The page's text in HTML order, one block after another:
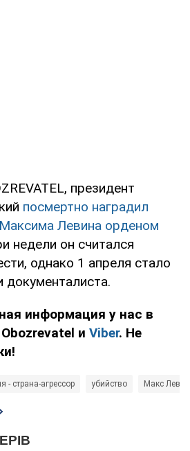
президент
посмертно наградил
Левина орденом
недели он считался
однако 1 апреля стало
документалиста.
информация у нас в
Obozrevatel и Viber. Не
- страна-агрессор убийство Макс Левин